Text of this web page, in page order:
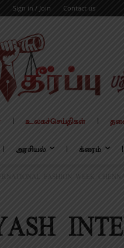
Sign in / Join Contact us
உலகச்செய்திகள்
அரசியல் க்ரைம்
FASHION WEEK